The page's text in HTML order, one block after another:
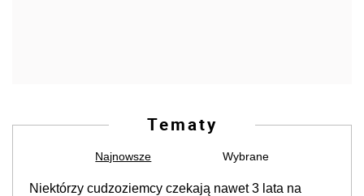
Tematy
Najnowsze Wybrane
Niektórzy cudzoziemcy czekają nawet 3 lata na